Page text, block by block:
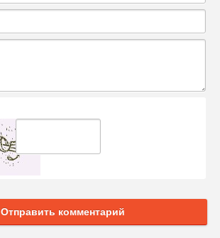
Отправить комментарий